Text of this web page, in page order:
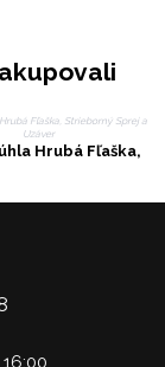
Hrubá Fľaška,